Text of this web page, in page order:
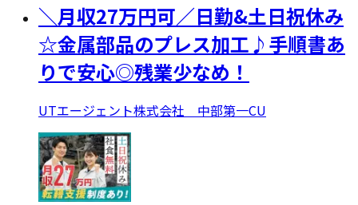
＼月収27万円可／日勤&土日祝休み
☆金属部品のプレス加工♪手順書あ
りで安心◎残業少なめ！
UTエージェント株式会社 中部第一CU